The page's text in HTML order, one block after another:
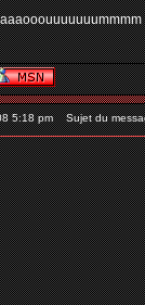
5:18 pm Sujet du